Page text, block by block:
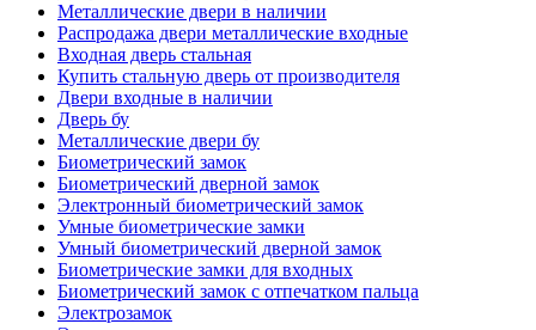
Металлические двери в наличии
Распродажа двери металлические входные
Входная дверь стальная
Купить стальную дверь от производителя
Двери входные в наличии
Дверь бу
Металлические двери бу
Биометрический замок
Биометрический дверной замок
Электронный биометрический замок
Умные биометрические замки
Умный биометрический дверной замок
Биометрические замки для входных
Биометрический замок с отпечатком пальца
Электрозамок